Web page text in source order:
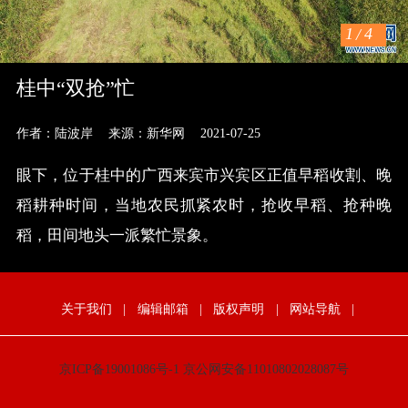
1 /4
桂中“双抢”忙
作者：陆波岸 来源：新华网 2021-07-25
眼下，位于桂中的广西来宾市兴宾区正值早稻收割、晚
稻耕种时间，当地农民抓紧农时，抢收早稻、抢种晚
稻，田间地头一派繁忙景象。
关于我们 | 编辑邮箱 | 版权声明 | 网站导航 |
京ICP备19001086号-1 京公网安备11010802028087号